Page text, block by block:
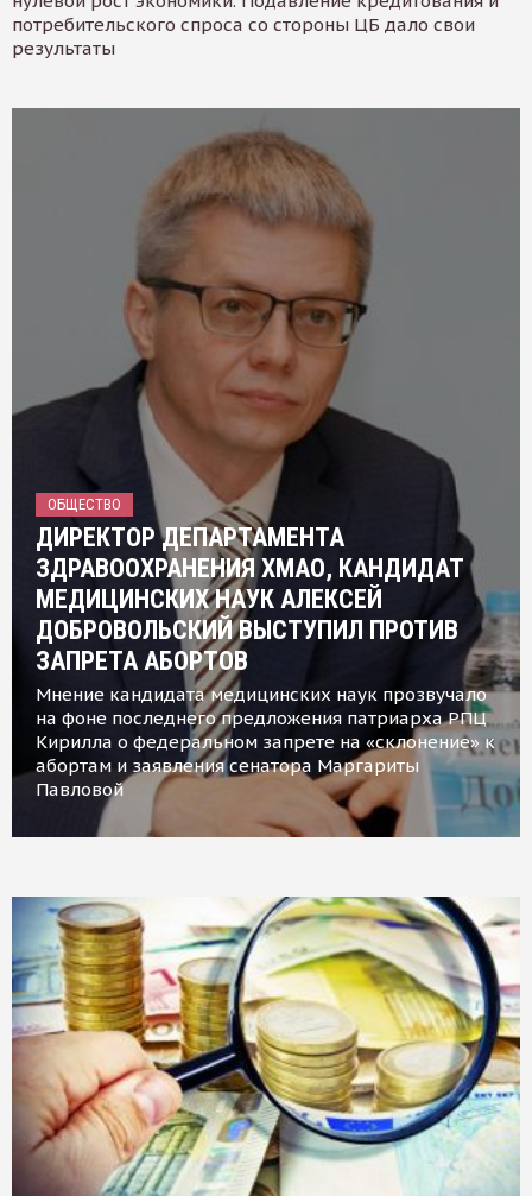
потребительского спроса со стороны ЦБ дало свои
результаты
ОБЩЕСТВО
ДИРЕКТОР ДЕПАРТАМЕНТА
ЗДРАВООХРАНЕНИЯ ХМАО, КАНДИДАТ
МЕДИЦИНСКИХ НАУК АЛЕКСЕЙ
ДОБРОВОЛЬСКИЙ ВЫСТУПИЛ ПРОТИВ
ЗАПРЕТА АБОРТОВ
Мнение кандидата медицинских наук прозвучало
на фоне последнего предложения патриарха РПЦ
Кирилла о федеральном запрете на «склонение» к
абортам и заявления сенатора Маргариты
Павловой